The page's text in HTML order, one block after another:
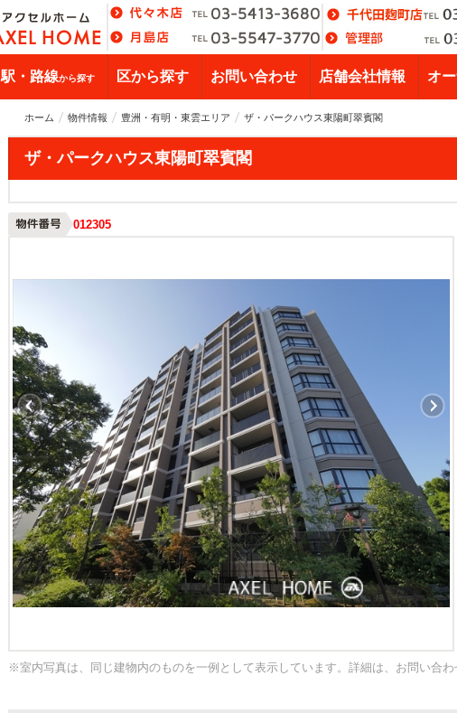
駅・路線から探す 区から探す お問い合わせ 店舗会社情報 オ
ホーム 物件情報 豊洲・有明・東雲エリア ザ・パークハウス東陽町翠賓閣
ザ・パークハウス東陽町翠賓閣
012305
※室内写真は、同じ建物内のものを一例として表示しています。詳細は、お問い合わ